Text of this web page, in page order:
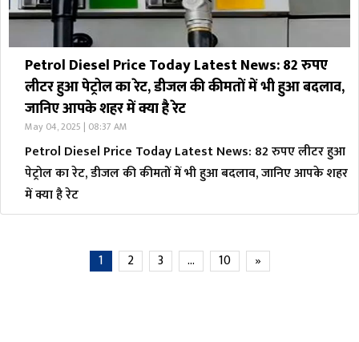
Petrol Diesel Price Today Latest News: 82 रुपए
लीटर हुआ पेट्रोल का रेट, डीजल की कीमतों में भी हुआ बदलाव,
जानिए आपके शहर में क्या है रेट
May 04, 2025 | 08:37 AM
Petrol Diesel Price Today Latest News: 82 रुपए लीटर हुआ
पेट्रोल का रेट, डीजल की कीमतों में भी हुआ बदलाव, जानिए आपके शहर
में क्या है रेट
1 2 3 … 10 »